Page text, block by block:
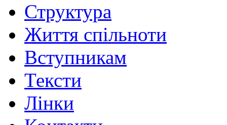
Структура
Життя спільноти
Вступникам
Тексти
Лінки